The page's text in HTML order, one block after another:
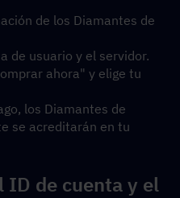
de los Diamantes de
de usuario y el servidor.
ahora" y elige tu
los Diamantes de
se acreditarán en tu
ID de cuenta y el